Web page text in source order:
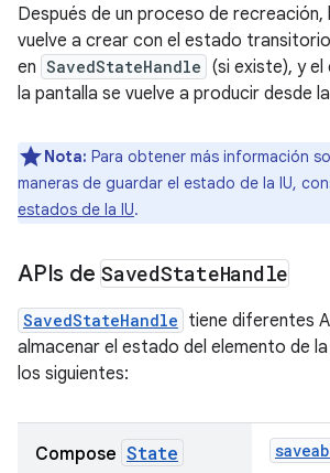
Después de un proceso de recreación,
vuelve a crear con el estado
en SavedStateHandle (si existe), y el
la pantalla se vuelve a producir desde
Nota: Para obtener más información
maneras de guardar el estado de la IU,
estados de la IU.
APIs de SavedStateHandle
SavedStateHandle tiene diferentes
almacenar el estado del elemento de
los siguientes:
Compose State